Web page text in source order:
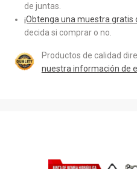
de juntas.
¡Obtenga una muestra gratis
decida si comprar o no.
Productos de calidad
nuestra información de